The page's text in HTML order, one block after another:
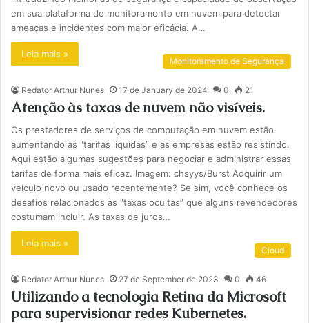
em sua plataforma de monitoramento em nuvem para detectar
ameaças e incidentes com maior eficácia. A…
Leia mais »
Monitoramento de Segurança
Redator Arthur Nunes 17 de January de 2024 0 21
Atenção às taxas de nuvem não visíveis.
Os prestadores de serviços de computação em nuvem estão
aumentando as “tarifas líquidas” e as empresas estão resistindo.
Aqui estão algumas sugestões para negociar e administrar essas
tarifas de forma mais eficaz. Imagem: chsyys/Burst Adquirir um
veículo novo ou usado recentemente? Se sim, você conhece os
desafios relacionados às “taxas ocultas” que alguns revendedores
costumam incluir. As taxas de juros…
Leia mais »
Cloud
Redator Arthur Nunes 27 de September de 2023 0 46
Utilizando a tecnologia Retina da Microsoft
para supervisionar redes Kubernetes.